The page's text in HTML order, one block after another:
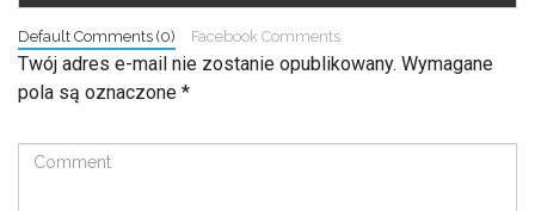
Default Comments (0) Facebook Comments
Twój adres e-mail nie zostanie opublikowany. Wymagane
pola są oznaczone *